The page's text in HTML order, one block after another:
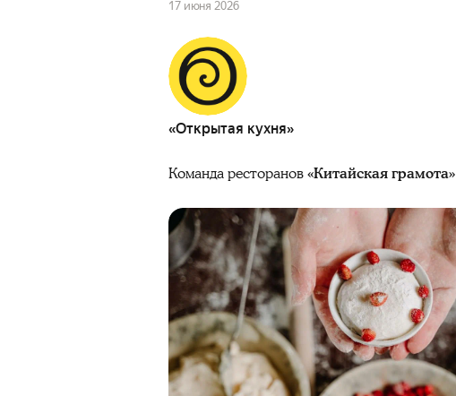
17 июня 2026
«Открытая кухня»
Команда ресторанов«Китайская грамота»